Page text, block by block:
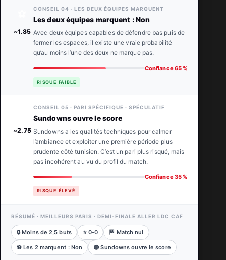
~1.85
CONSEIL 04 · LES DEUX ÉQUIPES MARQUENT
Les deux équipes marquent : Non
Avec deux équipes capables de défendre bas puis de
fermer les espaces, il existe une vraie probabilité
qu’au moins l’une des deux ne marque pas.
Confiance 65 %
RISQUE FAIBLE
~2.75
CONSEIL 05 · PARI SPÉCIFIQUE · SPÉCULATIF
Sundowns ouvre le score
Sundowns a les qualités techniques pour calmer
l’ambiance et exploiter une première période plus
prudente côté tunisien. C’est un pari plus risqué, mais
pas incohérent au vu du profil du match.
Confiance 35 %
RISQUE ÉLEVÉ
RÉSUMÉ · MEILLEURS PARIS · DEMI-FINALE ALLER LDC CAF
🔒 Moins de 2,5 buts ⭐ 0-0 🏁 Match nul
⚽ Les 2 marquent : Non 🟡 Sundowns ouvre le score